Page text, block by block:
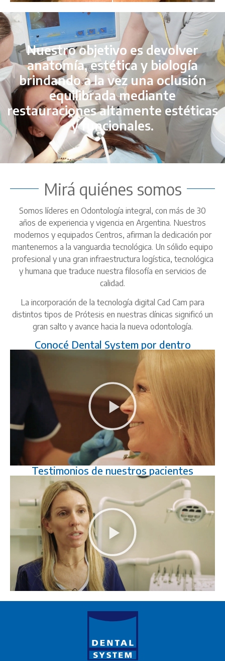
Nuestro objetivo es devolver
anatomía, estética y biología
brindando a la vez una oclusión
equilibrada mediante
restauraciones altamente estéticas
y funcionales.
Mirá quiénes somos
Somos líderes en Odontología integral, con más de 30
años de experiencia y vigencia en Argentina. Nuestros
modernos y equipados Centros, afirman la dedicación por
mantenernos a la vanguardia tecnológica. Un sólido equipo
profesional y una gran infraestructura logística, tecnológica
y humana que traduce nuestra filosofía en servicios de
calidad.
La incorporación de la tecnología digital Cad Cam para
distintos tipos de Prótesis en nuestras clínicas significó un
gran salto y avance hacia la nueva odontología.
Conocé Dental System por dentro
Testimonios de nuestros pacientes